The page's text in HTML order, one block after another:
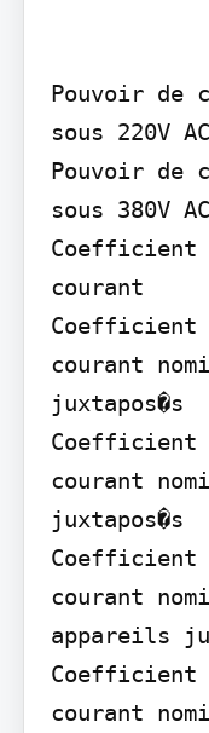
Pouvoir de
sous 220V
Pouvoir de
sous 380V
Coefficient
courant
Coefficient
courant
juxtapos�s
Coefficient
courant
juxtapos�s
Coefficient
courant
appareils
Coefficient
courant